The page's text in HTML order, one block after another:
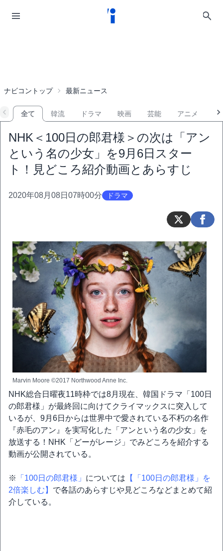
ナビコントップ 最新ニュース
全て 韓流 ドラマ 映画 芸能 アニメ
NHK＜100日の郎君様＞の次は「アン
という名の少女」を9月6日スター
ト！見どころ紹介動画とあらすじ
2020年08月08日07時00分 ドラマ
Marvin Moore ©2017 Northwood Anne Inc.
NHK総合日曜夜11時枠では8月現在、韓国ドラマ「100日
の郎君様」が最終回に向けてクライマックスに突入して
いるが、9月6日からは世界中で愛されている不朽の名作
『赤毛のアン』を実写化した「アンという名の少女」を
放送する！NHK「どーがレージ」でみどころを紹介する
動画が公開されている。
※ 「100日の郎君様」 については 【「100日の郎君様」を
2倍楽しむ】 で各話のあらすじや見どころなどまとめて紹
介している。